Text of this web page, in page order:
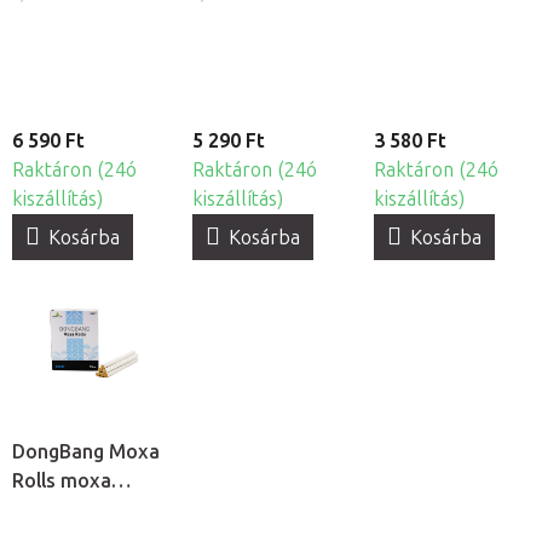
6 590 Ft
Raktáron (24ó
kiszállítás)
Kosárba
5 290 Ft
Raktáron (24ó
kiszállítás)
Kosárba
3 580 Ft
Raktáron (24ó
kiszállítás)
Kosárba
DongBang Moxa
Rolls moxa